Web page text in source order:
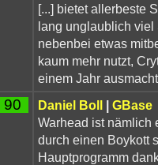
[...] bietet allerbeste
lang unglaublich viel
nebenbei etwas
kaum mehr nutzt,
einem Jahr
90 Daniel Boll| GBase
Warhead ist nämlich
durch einen Boykott
Hauptprogramm